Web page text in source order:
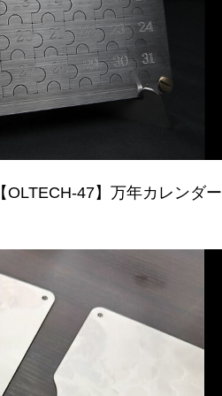
【OLTECH-47】万年カレンダー